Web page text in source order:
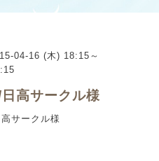
04-16 (木) 18:15～
高サークル様
サークル様